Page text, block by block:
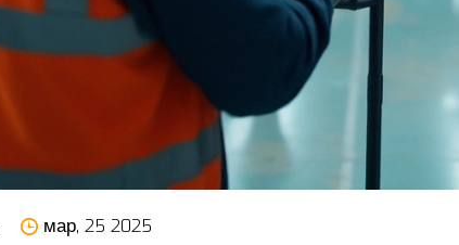
мар, 25 2025